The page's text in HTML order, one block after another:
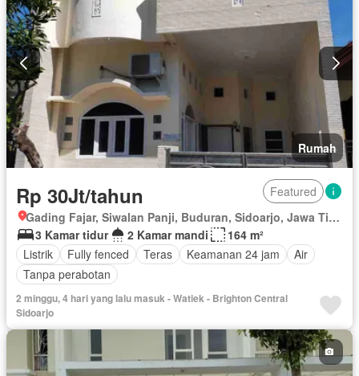
Rumah
Rp 30Jt/tahun
Featured
Gading Fajar, Siwalan Panji, Buduran, Sidoarjo, Jawa Timur
3 Kamar tidur
2 Kamar mandi
164 m²
Listrik
Fully fenced Teras Keamanan 24 jam
Air
Tanpa perabotan
2 minggu, 4 hari yang lalu masuk - Watiek - Brighton Central
Sidoarjo